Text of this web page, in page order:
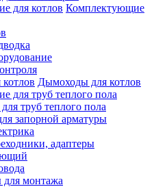
Комплектующие
Дымоходы для котлов
труб теплого пола
запорной арматуры
адаптеры
монтажа